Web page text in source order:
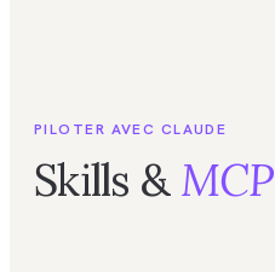
PILOTER AVEC CLAUDE
Skills &MCP